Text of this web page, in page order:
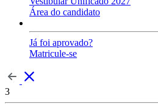
Área do candidato
Já foi aprovado?
Matricule-se
3